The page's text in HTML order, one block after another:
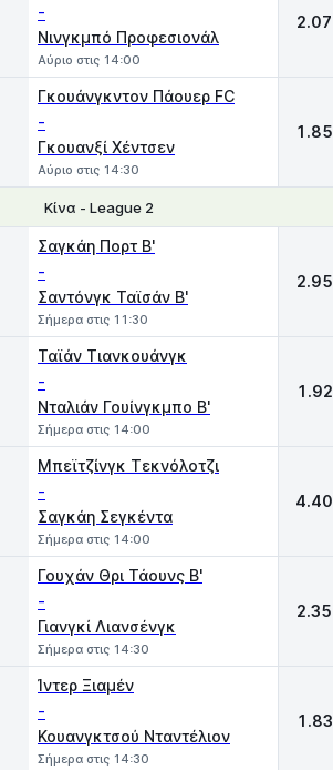
-
Νινγκμπό Προφεσιονάλ
Αύριο στις 14:00
2.07
Γκουάνγκντον Πάουερ FC
-
Γκουανξί Χέντσεν
Αύριο στις 14:30
1.85
Κίνα - League 2
Σαγκάη Πορτ Β'
-
Σαντόνγκ Ταϊσάν Β'
Σήμερα στις 11:30
2.95
Ταϊάν Τιανκουάνγκ
-
Νταλιάν Γουίνγκμπο Β'
Σήμερα στις 14:00
1.92
Μπεϊτζίνγκ Τεκνόλοτζι
-
Σαγκάη Σεγκέντα
Σήμερα στις 14:00
4.40
Γουχάν Θρι Τάουνς Β'
-
Γιανγκί Λιανσένγκ
Σήμερα στις 14:30
2.35
Ίντερ Ξιαμέν
-
Κουανγκτσού Νταντέλιον
Σήμερα στις 14:30
1.83